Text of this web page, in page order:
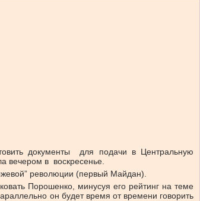
документы для подачи в Центральную
вечером в воскресенье.
революции (первый Майдан).
Порошенко, минусуя его рейтинг на теме
он будет время от времени говорить